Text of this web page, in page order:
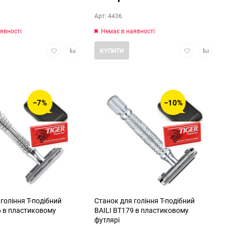
ДодатиДодати
Арт: 4436
Немає в наявності
ДодатиДодати
КУПИТИ
−7%
Т-подібний
в пластиковому
−10%
Станок для гоління Т-подібний
BAILI BT179 в пластиковому
футлярі